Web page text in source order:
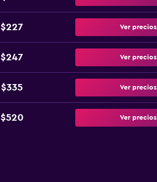
$227 Ver precios
$247 Ver precios
$335 Ver precios
$520 Ver precios